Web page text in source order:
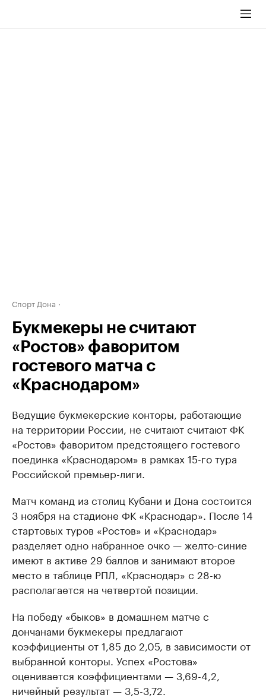
Спорт Дона
Букмекеры не считают
«Ростов» фаворитом
гостевого матча с
«Краснодаром»
Ведущие букмекерские конторы, работающие
на территории России, не считают считают ФК
«Ростов» фаворитом предстоящего гостевого
поединка «Краснодаром» в рамках 15-го тура
Российской премьер-лиги.
Матч команд из столиц Кубани и Дона состоится
3 ноября на стадионе ФК «Краснодар». После 14
стартовых туров «Ростов» и «Краснодар»
разделяет одно набранное очко — желто-синие
имеют в активе 29 баллов и занимают второе
место в таблице РПЛ, «Краснодар» с 28-ю
располагается на четвертой позиции.
На победу «быков» в домашнем матче с
дончанами букмекеры предлагают
коэффициенты от 1,85 до 2,05, в зависимости от
выбранной конторы. Успех «Ростова»
оценивается коэффициентами — 3,69-4,2,
ничейный результат — 3,5-3,72.